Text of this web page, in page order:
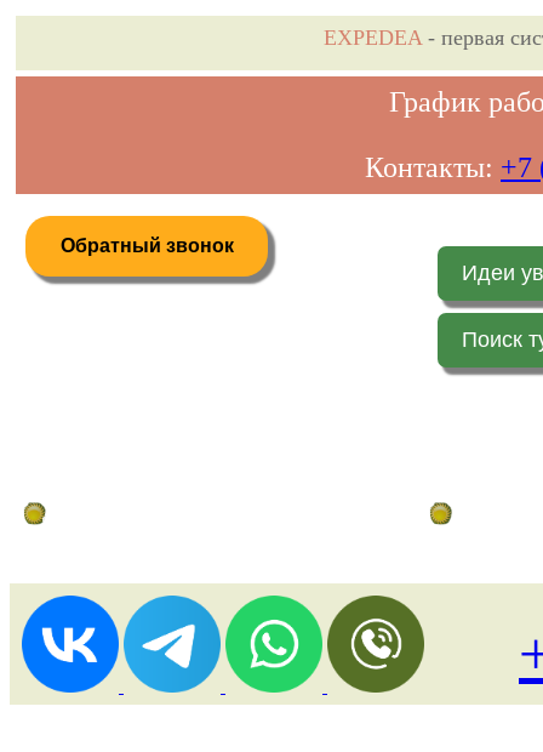
EXPEDEA- первая
График
Контакты: +7
Обратный звонок
Идеи
Поиск
Дистанционное бронирование туров